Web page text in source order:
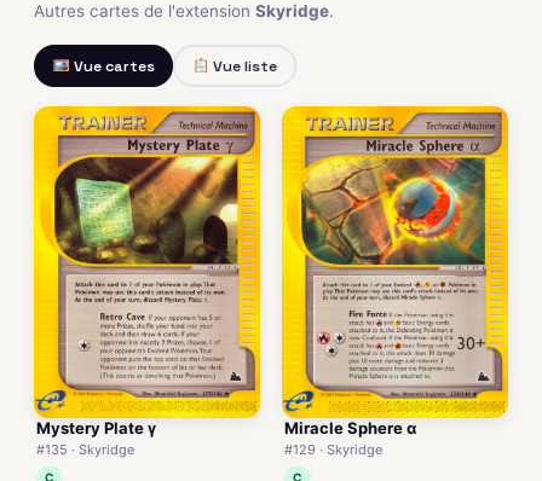
Autres cartes de l'extension Skyridge.
Vue cartes Vue liste
Mystery Plate γ
#135 · Skyridge
C
Miracle Sphere α
#129 · Skyridge
C